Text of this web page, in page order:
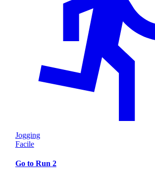
Jogging
Facile
Go to Run 2